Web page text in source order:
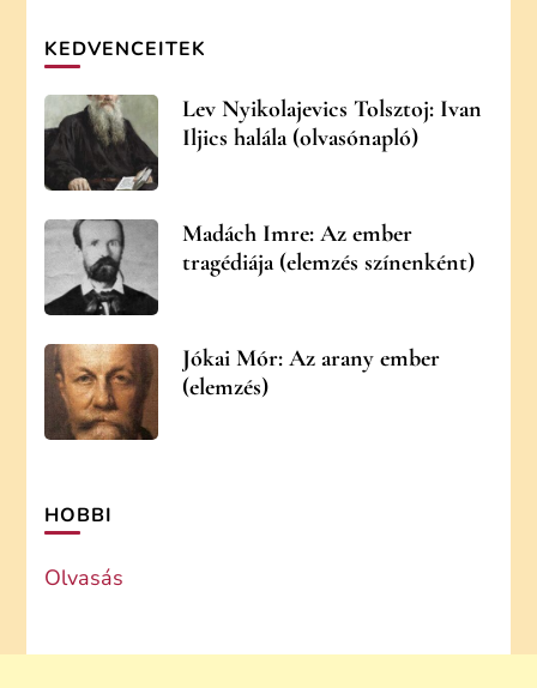
KEDVENCEITEK
Lev Nyikolajevics Tolsztoj: Ivan
Iljics halála (olvasónapló)
Madách Imre: Az ember
tragédiája (elemzés színenként)
Jókai Mór: Az arany ember
(elemzés)
HOBBI
Olvasás